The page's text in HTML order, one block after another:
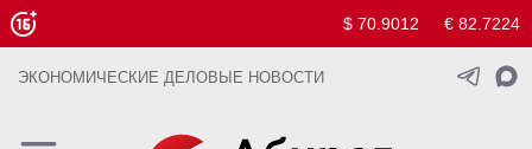
$ 70.9012 € 82.7224
ЭКОНОМИЧЕСКИЕ ДЕЛОВЫЕ НОВОСТИ